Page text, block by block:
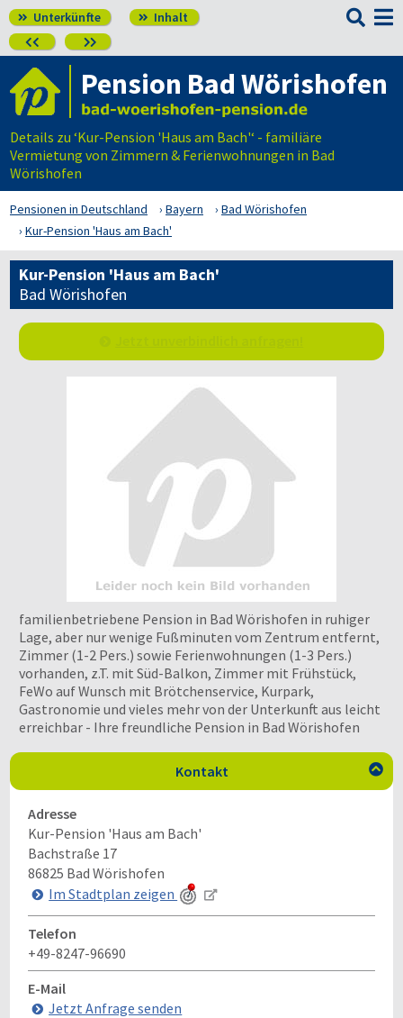
 Unterkünfte  Inhalt
 

Pension Bad Wörishofen
Details zu ‘Kur-Pension 'Haus am Bach'‘ - familiäre
Vermietung von Zimmern & Ferienwohnungen in Bad
Wörishofen
Pensionen in Deutschland Bayern
Bad Wörishofen
Kur-Pension 'Haus am Bach'
Kur-Pension 'Haus am Bach'
Bad Wörishofen
familienbetriebene Pension in Bad Wörishofen in ruhiger
Lage, aber nur wenige Fußminuten vom Zentrum entfernt,
Zimmer (1-2 Pers.) sowie Ferienwohnungen (1-3 Pers.)
vorhanden, z.T. mit Süd-Balkon, Zimmer mit Frühstück,
FeWo auf Wunsch mit Brötchenservice, Kurpark,
Gastronomie und vieles mehr von der Unterkunft aus leicht
erreichbar - Ihre freundliche Pension in Bad Wörishofen
Kontakt 
Adresse
Kur-Pension 'Haus am Bach'
Bachstraße 17
86825 Bad Wörishofen
Im Stadtplan zeigen
Telefon
+49-8247-96690
E-Mail
Jetzt Anfrage senden